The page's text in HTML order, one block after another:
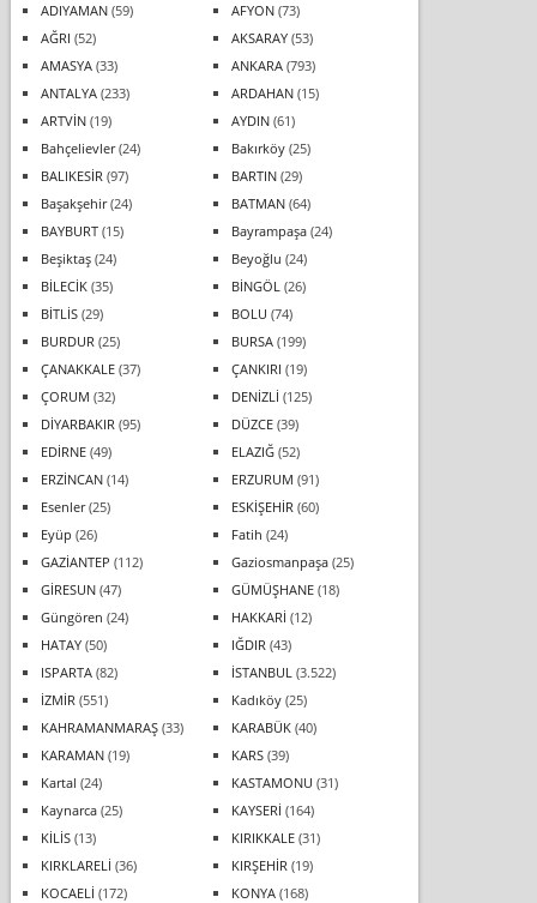
ADIYAMAN(59) AFYON(73)
AĞRI (52) AKSARAY(53)
AMASYA(33) ANKARA(793)
ANTALYA(233) ARDAHAN(15)
ARTVİN(19) AYDIN(61)
Bahçelievler(24) Bakırköy(25)
BALIKESİR (97) BARTIN(29)
Başakşehir(24) BATMAN(64)
BAYBURT(15) Bayrampaşa(24)
Beşiktaş(24) Beyoğlu (24)
BİLECİK(35) BİNGÖL (26)
BİTLİS(29) BOLU (74)
BURDUR (25) BURSA(199)
ÇANAKKALE(37) ÇANKIRI (19)
ÇORUM (32) DENİZLİ (125)
DİYARBAKIR (95) DÜZCE(39)
EDİRNE(49) ELAZIĞ(52)
ERZİNCAN(14) ERZURUM (91)
Esenler(25) ESKİŞEHİR (60)
Eyüp (26) Fatih (24)
GAZİANTEP (112) Gaziosmanpaşa(25)
GİRESUN(47) GÜMÜŞHANE(18)
Güngören (24) HAKKARİ (12)
HATAY(50) IĞDIR (43)
ISPARTA(82) İSTANBUL (3.522)
İZMİR (551) Kadıköy(25)
KAHRAMANMARAŞ(33) KARABÜK(40)
KARAMAN(19) KARS(39)
Kartal (24) KASTAMONU (31)
Kaynarca(25) KAYSERİ (164)
KİLİS(13) KIRIKKALE(31)
KIRKLARELİ (36) KIRŞEHİR (19)
KOCAELİ (172) KONYA(168)